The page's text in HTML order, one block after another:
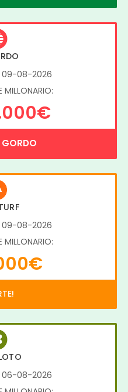
09-08-2026
MILLONARIO:
GORDO
09-08-2026
MILLONARIO:
06-08-2026